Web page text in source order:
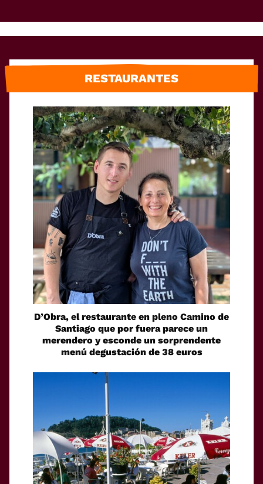
RESTAURANTES
D’Obra, el restaurante en pleno Camino de
Santiago que por fuera parece un
merendero y esconde un sorprendente
menú degustación de 38 euros